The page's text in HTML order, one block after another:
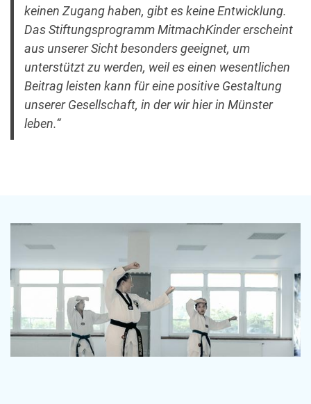
keinen Zugang haben, gibt es keine Entwicklung.
Das Stiftungsprogramm MitmachKinder erscheint
aus unserer Sicht besonders geeignet, um
unterstützt zu werden, weil es einen wesentlichen
Beitrag leisten kann für eine positive Gestaltung
unserer Gesellschaft, in der wir hier in Münster
leben.“